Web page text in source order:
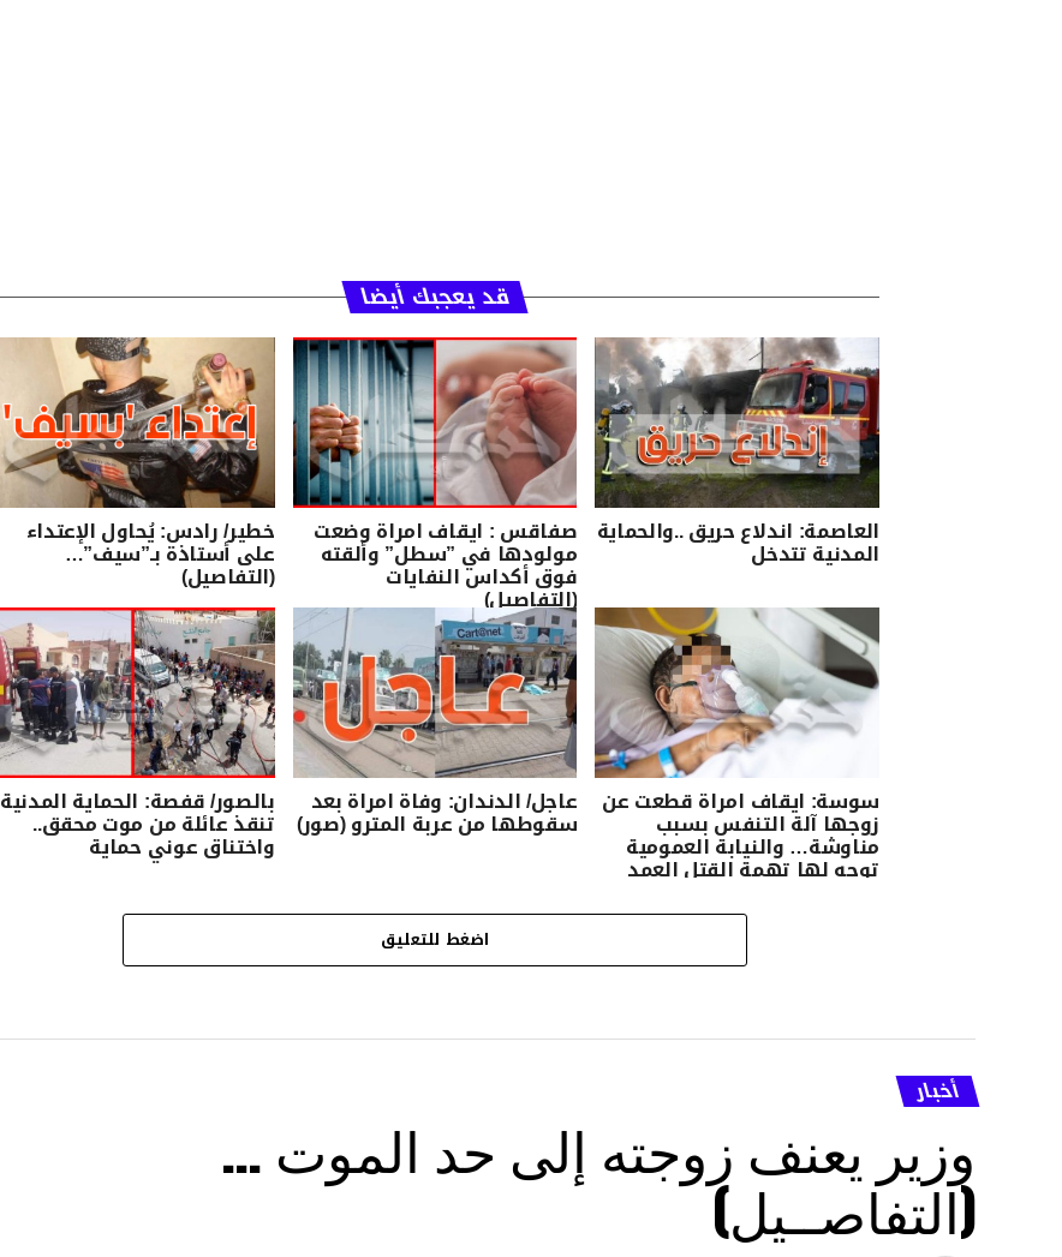
قد يعجبك أيضا
العاصمة: اندلاع حريق ..والحماية
المدنية تتدخل
صفاقس : ايقاف امراة وضعت
مولودها في ”سطل” وألقته
فوق أكداس النفايات
(التفاصيل)
خطير/ رادس: يُحاول الإعتداء
على أستاذة بـ”سيف”…
(التفاصيل)
سوسة: ايقاف امراة قطعت عن
زوجها آلة التنفس بسبب
مناوشة… والنيابة العمومية
توجه لها تهمة القتل العمد
عاجل/ الدندان: وفاة امراة بعد
سقوطها من عربة المترو (صور)
بالصور/ قفصة: الحماية المدنية
تنقذ عائلة من موت محقق..
واختناق عوني حماية
اضغط للتعليق
أخبار
وزير يعنف زوجته إلى حد الموت …
(التفاصــيل)